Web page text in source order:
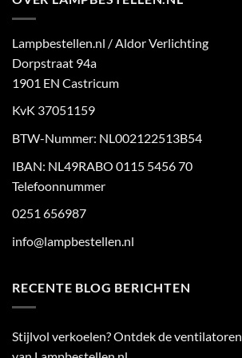
Lampbestellen.nl / Aldor Verlichting
Dorpstraat 94a
1901 EN Castricum
KvK 37051159
BTW-Nummer: NL002122513B54
IBAN: NL49RABO 0115 5456 70
Telefoonnummer
0251 656987
info@lampbestellen.nl
RECENTE BLOG BERICHTEN
Stijlvol verkoelen? Ontdek de ventilatoren